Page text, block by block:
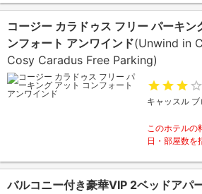
コージー カラドゥス フリー パーキン
ンフォート アンワインド(Unwind in
Cosy Caradus Free Parking)
キャッスル
このホテルの
日・部屋数を
バルコニー付き豪華VIP 2ベッドアパ